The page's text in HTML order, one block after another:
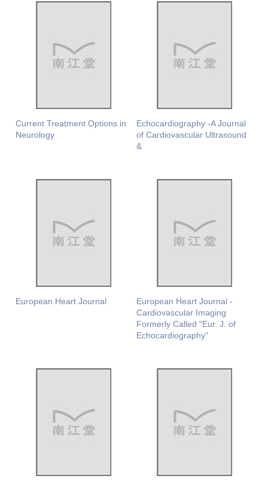
Current Treatment Options in
Neurology
Echocardiography -A Journal
of Cardiovascular Ultrasound
&
European Heart Journal
European Heart Journal -
Cardiovascular Imaging
Formerly Called "Eur. J. of
Echocardiography"